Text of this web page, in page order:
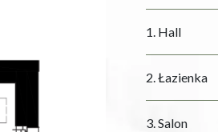
1. Hall
2. Łazienka
3. Salon